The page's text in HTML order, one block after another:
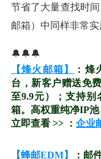
节省了大量查找时
邮箱）中同样非常实
🔔🔔🔔
【烽火邮箱】
：烽
台，新客户赠送免
至9.9元）；支持
箱。高权重纯净IP池
立即查看 >> ： 企业
【蜂邮EDM】
：邮